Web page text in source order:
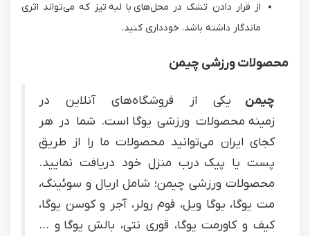
از قرار دادن تشک در محل‌های با لبه تیز که می‌تواند اثری
ماندگار داشته باشد، خودداری کنید.
محصولات ورزشی چیمن
چیمن یکی از فروشگاه‌های آنلاین در
زمینه محصولات ورزشی یوگا است. شما در هر
کجای ایران می‌توانید محصولات ما را از طریق
پست یا پیک درب منزل خود دریافت نمایید.
محصولات ورزشی چیمن؛ شامل اریال و سوئینگ،
مت یوگا، یوگا ویل، فوم رولر، آجر و کوسن یوگا،
کیف و کاورمت یوگا، قوری نتی، بالش یوگا و ...